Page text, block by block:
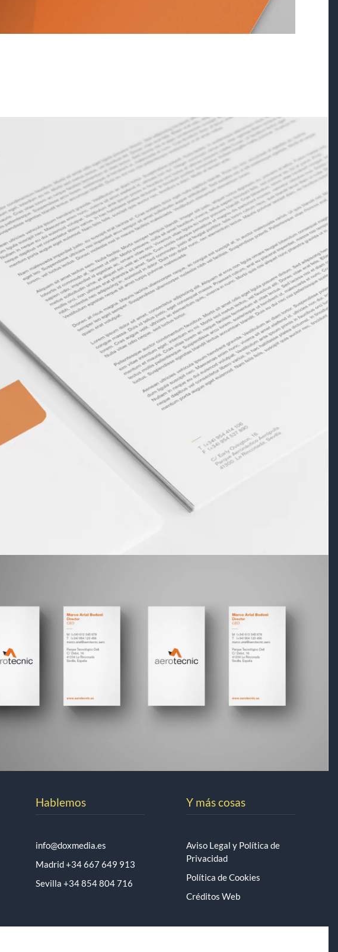
Hablemos
info@doxmedia.es
Madrid +34 667 649 913
Sevilla +34 854 804 716
Y más cosas
Aviso Legal y Política de
Privacidad
Política de Cookies
Créditos Web